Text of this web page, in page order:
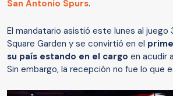
San Antonio Spurs.
El mandatario asistió este lunes al juego
Square Garden y se convirtió en el
su país estando en el cargo en acudir
Sin embargo, la recepción no fue lo que